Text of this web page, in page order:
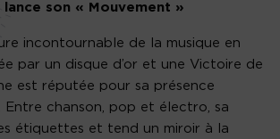
lance son « Mouvement »
incontournable de la musique en
par un disque d’or et une Victoire de
est réputée pour sa présence
Entre chanson, pop et électro, sa
étiquettes et tend un miroir à la